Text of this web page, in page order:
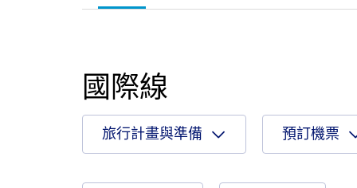
國際線
旅行計畫與準備 預訂機票